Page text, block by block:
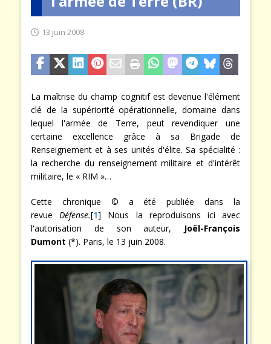
13 juin 2008
La maîtrise du champ cognitif est devenue l'élément
clé de la supériorité opérationnelle, domaine dans
lequel l'armée de Terre, peut revendiquer une
certaine excellence grâce à sa Brigade de
Renseignement et à ses unités d'élite. Sa spécialité :
la recherche du renseignement militaire et d'intérêt
militaire, le « RIM »…
Cette chronique © a été publiée dans la
revue Défense.[1] Nous la reproduisons ici avec
l'autorisation de son auteur,
Joël-François
Dumont (*). Paris, le 13 juin 2008.